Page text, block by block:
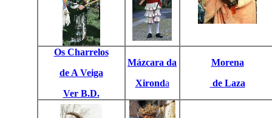
Os Charrelos
de A Veiga
Ver B.D.
Mázcara da
Xironda
Morena
de Laza